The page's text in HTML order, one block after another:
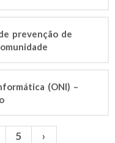
prevenção de
(ONI) –
5 ›